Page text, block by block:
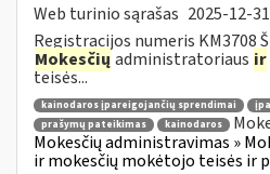
Web turinio sąrašas 2025-12-31
Registracijos numeris KM3708
Mokesčių administratoriaus ir
teisės...
kainodaros įpareigojančių sprendimai
prašymų pateikimas
kainodaros
Mokesčių administravimas »
ir mokesčių mokėtojo teisės ir